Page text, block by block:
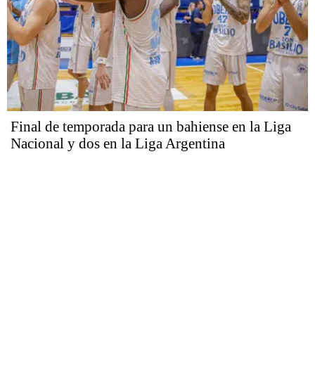
Final de temporada para un bahiense en la Liga
Nacional y dos en la Liga Argentina